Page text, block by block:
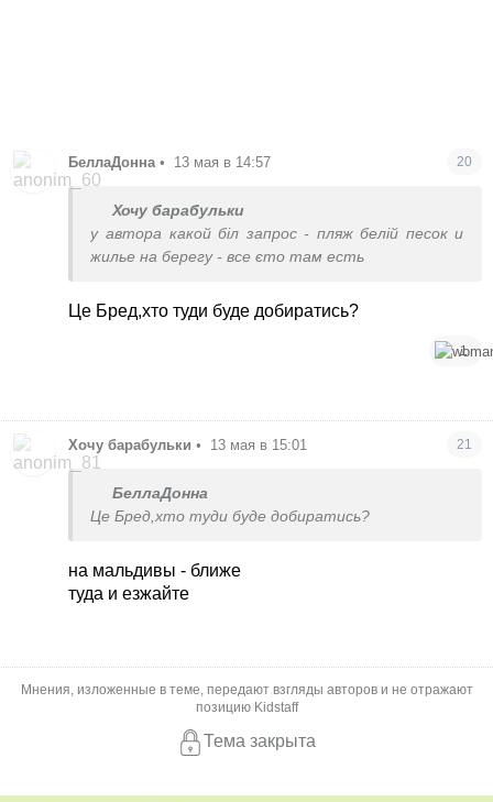
БеллаДонна • 13 мая в 14:57 20
Хочу барабульки
у автора какой біл запрос - пляж белій песок и
жилье на берегу - все єто там есть
Це Бред,хто туди буде добиратись?
1
Хочу барабульки • 13 мая в 15:01 21
БеллаДонна
Це Бред,хто туди буде добиратись?
на мальдивы - ближе
туда и езжайте
Мнения, изложенные в теме, передают взгляды авторов и не отражают
позицию Kidstaff
Тема закрыта